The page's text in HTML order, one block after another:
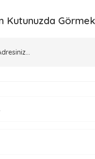
Kutunuzda